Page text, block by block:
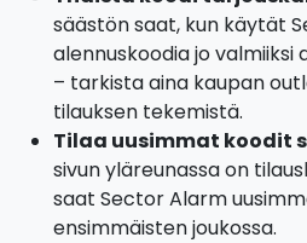
säästön saat, kun käytät
alennuskoodia jo
– tarkista aina kaupan
tilauksen tekemistä.
Tilaa uusimmat koodit
sivun yläreunassa on
saat Sector Alarm
ensimmäisten joukossa.